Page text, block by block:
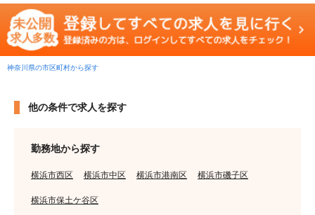
神奈川県の市区町村から探す
他の条件で求人を探す
勤務地から探す
横浜市西区 横浜市中区 横浜市港南区 横浜市磯子区
横浜市保土ケ谷区